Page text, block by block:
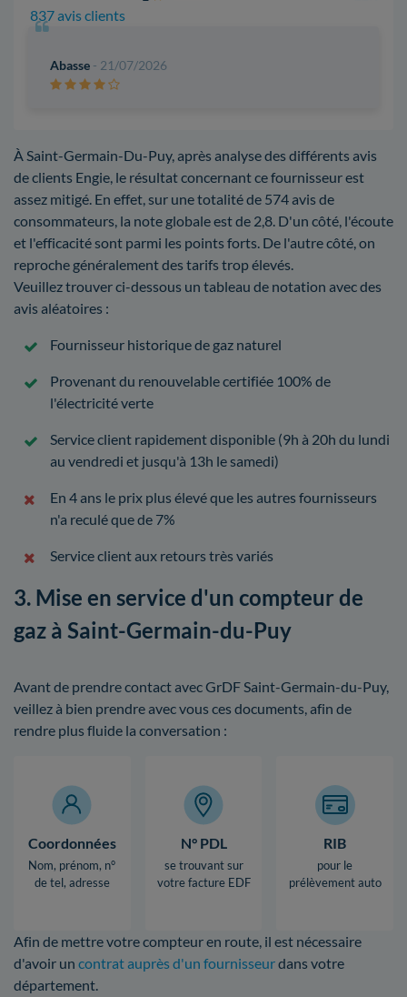
837 avis clients
Abasse - 21/07/2026
À Saint-Germain-Du-Puy, après analyse des différents avis
de clients Engie, le résultat concernant ce fournisseur est
assez mitigé. En effet, sur une totalité de 574 avis de
consommateurs, la note globale est de 2,8. D'un côté, l'écoute
et l'efficacité sont parmi les points forts. De l'autre côté, on
reproche généralement des tarifs trop élevés.
Veuillez trouver ci-dessous un tableau de notation avec des
avis aléatoires :
Fournisseur historique de gaz naturel
Provenant du renouvelable certifiée 100% de
l'électricité verte
Service client rapidement disponible (9h à 20h du lundi
au vendredi et jusqu'à 13h le samedi)
En 4 ans le prix plus élevé que les autres fournisseurs
n'a reculé que de 7%
Service client aux retours très variés
3. Mise en service d'un compteur de
gaz à Saint-Germain-du-Puy
Avant de prendre contact avec GrDF Saint-Germain-du-Puy,
veillez à bien prendre avec vous ces documents, afin de
rendre plus fluide la conversation :
Coordonnées
Nom, prénom, n°
de tel, adresse
N° PDL
se trouvant sur
votre facture EDF
RIB
pour le
prélèvement auto
Afin de mettre votre compteur en route, il est nécessaire
d'avoir un contrat auprès d'un fournisseurdans votre
département.